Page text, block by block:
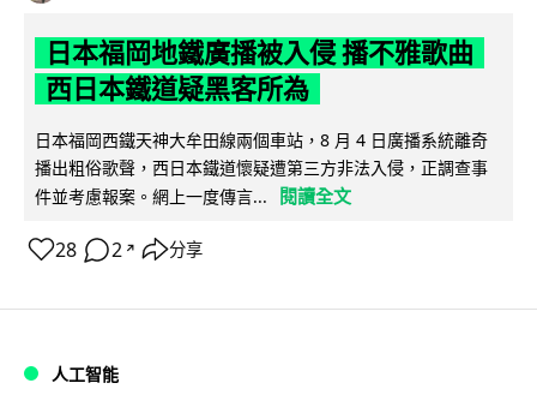
日本福岡地鐵廣播被入侵 播不雅歌曲
西日本鐵道疑黑客所為
日本福岡西鐵天神大牟田線兩個車站，8 月 4 日廣播系統離奇
播出粗俗歌聲，西日本鐵道懷疑遭第三方非法入侵，正調查事
件並考慮報案。網上一度傳言...
閱讀全文
28 2 ↗ 分享
人工智能